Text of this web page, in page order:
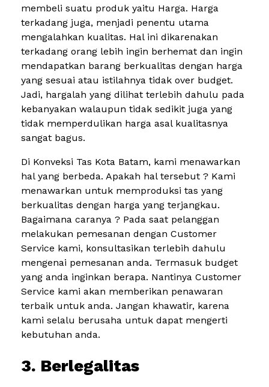
membeli suatu produk yaitu Harga. Harga
terkadang juga, menjadi penentu utama
mengalahkan kualitas. Hal ini dikarenakan
terkadang orang lebih ingin berhemat dan ingin
mendapatkan barang berkualitas dengan harga
yang sesuai atau istilahnya tidak over budget.
Jadi, hargalah yang dilihat terlebih dahulu pada
kebanyakan walaupun tidak sedikit juga yang
tidak memperdulikan harga asal kualitasnya
sangat bagus.
Di Konveksi Tas Kota Batam, kami menawarkan
hal yang berbeda. Apakah hal tersebut ? Kami
menawarkan untuk memproduksi tas yang
berkualitas dengan harga yang terjangkau.
Bagaimana caranya ? Pada saat pelanggan
melakukan pemesanan dengan Customer
Service kami, konsultasikan terlebih dahulu
mengenai pemesanan anda. Termasuk budget
yang anda inginkan berapa. Nantinya Customer
Service kami akan memberikan penawaran
terbaik untuk anda. Jangan khawatir, karena
kami selalu berusaha untuk dapat mengerti
kebutuhan anda.
3. Berlegalitas